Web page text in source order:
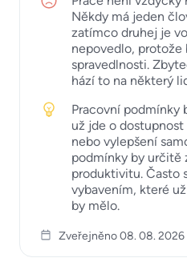
Někdy má jeden
zatímco druhej je
nepovedlo,
spravedlnosti.
hází to na některý
Pracovní podmínky
už jde o
nebo vylepšení
podmínky by určitě
produktivitu. Často
vybavením, které
by mělo.
Zveřejněno 08. 08. 2026